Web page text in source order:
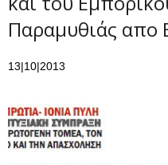
Παραμυθιάς απο
13|10|2013